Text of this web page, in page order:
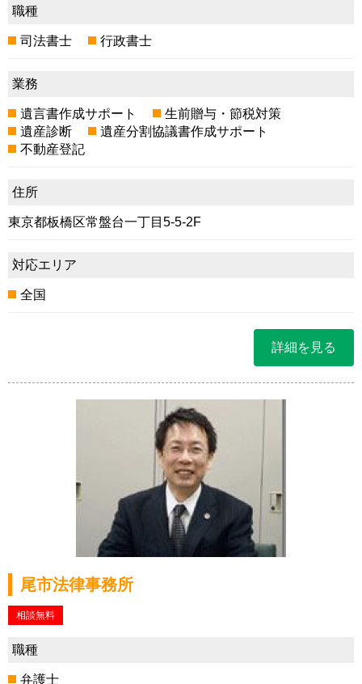
職種
司法書士 行政書士
業務
遺言書作成サポート
生前贈与・節税対策
遺産診断
遺産分割協議書作成サポート
不動産登記
住所
東京都板橋区常盤台一丁目5-5-2F
対応エリア
全国
詳細を見る
尾市法律事務所
相談無料
職種
弁護士